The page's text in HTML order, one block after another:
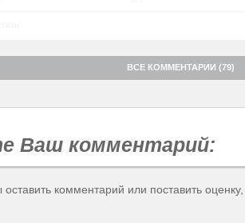
ВСЕ КОММЕНТАРИИ (79)
Ваш комментарий:
оставить комментарий или поставить